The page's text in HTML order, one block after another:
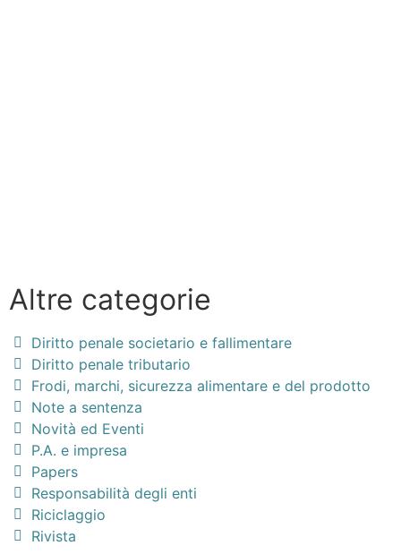
Altre categorie
Diritto penale societario e fallimentare
Diritto penale tributario
Frodi, marchi, sicurezza alimentare e del prodotto
Note a sentenza
Novità ed Eventi
P.A. e impresa
Papers
Responsabilità degli enti
Riciclaggio
Rivista